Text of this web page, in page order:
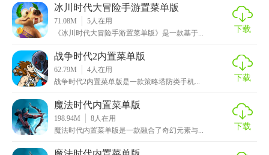
4. 数据备份：定期备份游戏数据，防止数据丢失，保障玩家
权益。
5. 自定义设置：提供多种自定义选项，满足玩家个性化需
求。
【星空时代手游内置菜单版亮点】
1. 安全稳定：采用先进加密技术，确保数据安全，避免账号
被封禁风险。
冰川时代大冒险手游置菜单版
71.08M 5人在用
《冰川时代大冒险手游置菜单版》是一款基于...
下载
战争时代2内置菜单版
62.79M 4人在用
战争时代2内置菜单版是一款策略塔防类手机...
下载
魔法时代内置菜单版
198.94M 8人在用
魔法时代内置菜单版是一款融合了奇幻元素与...
下载